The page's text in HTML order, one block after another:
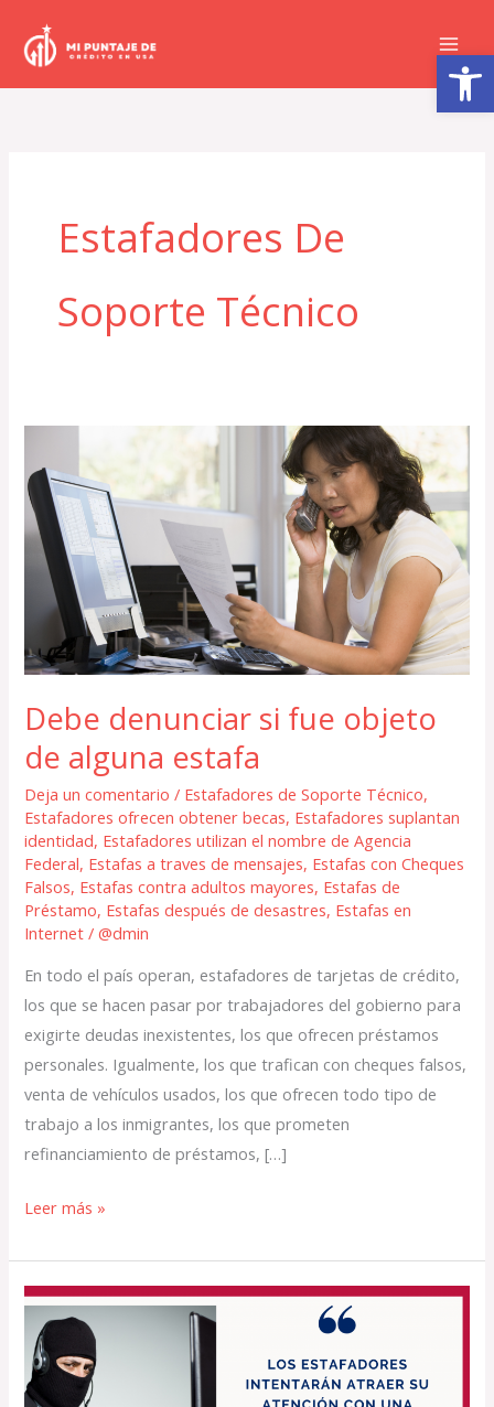
Abrir barra de herramientas
contenido
Estafadores De
Soporte Técnico
Debe denunciar si fue objeto
de alguna estafa
Deja un comentario / Estafadores de Soporte Técnico,
Estafadores ofrecen obtener becas, Estafadores suplantan
identidad, Estafadores utilizan el nombre de Agencia
Federal, Estafas a traves de mensajes, Estafas con Cheques
Falsos, Estafas contra adultos mayores, Estafas de
Préstamo, Estafas después de desastres, Estafas en
Internet /@dmin
En todo el país operan, estafadores de tarjetas de crédito,
los que se hacen pasar por trabajadores del gobierno para
exigirte deudas inexistentes, los que ofrecen préstamos
personales. Igualmente, los que trafican con cheques falsos,
venta de vehículos usados, los que ofrecen todo tipo de
trabajo a los inmigrantes, los que prometen
refinanciamiento de préstamos, […]
denunciar
si
fue
objeto
alguna
estafa
Leer más »
Cuidado
con
estafadores
de